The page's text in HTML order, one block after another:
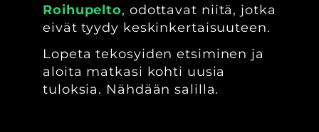
Roihupelto, odottavat niitä, jotka
eivät tyydy keskinkertaisuuteen.
Lopeta tekosyiden etsiminen ja
aloita matkasi kohti uusia
tuloksia. Nähdään salilla.